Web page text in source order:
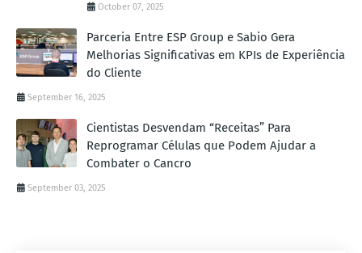
October 07, 2025
Parceria Entre ESP Group e Sabio Gera
Melhorias Significativas em KPIs de Experiência
do Cliente
September 16, 2025
Cientistas Desvendam “Receitas” Para
Reprogramar Células que Podem Ajudar a
Combater o Cancro
September 03, 2025